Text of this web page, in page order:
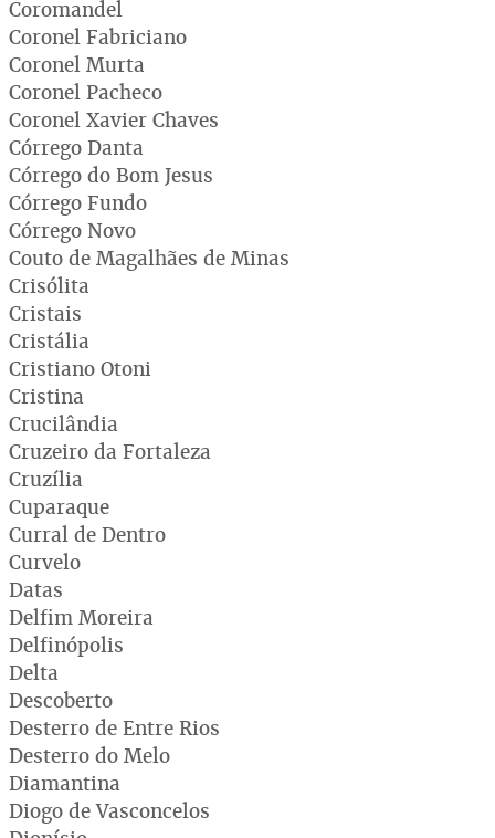
Coromandel
Coronel Fabriciano
Coronel Murta
Coronel Pacheco
Coronel Xavier Chaves
Córrego Danta
Córrego do Bom Jesus
Córrego Fundo
Córrego Novo
Couto de Magalhães de Minas
Crisólita
Cristais
Cristália
Cristiano Otoni
Cristina
Crucilândia
Cruzeiro da Fortaleza
Cruzília
Cuparaque
Curral de Dentro
Curvelo
Datas
Delfim Moreira
Delfinópolis
Delta
Descoberto
Desterro de Entre Rios
Desterro do Melo
Diamantina
Diogo de Vasconcelos